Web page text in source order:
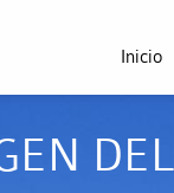
Inicio